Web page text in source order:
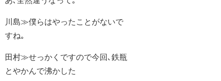
川島≫僕らはやったことがないで
すね｡
田村≫せっかくですので今回､鉄瓶
とやかんで沸かした